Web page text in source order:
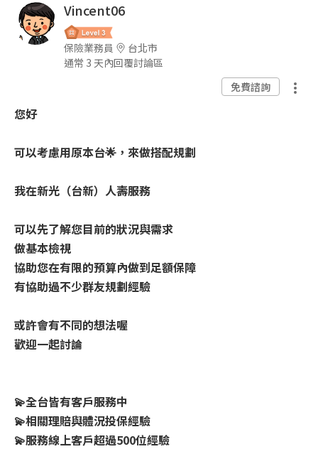
Vincent06
保險業務員
台北市
通常 3 天內回覆討論區
免費諮詢
您好
可以考慮用原本台🌟，來做搭配規劃
我在新光（台新）人壽服務
可以先了解您目前的狀況與需求
做基本檢視
協助您在有限的預算內做到足額保障
有協助過不少群友規劃經驗
或許會有不同的想法喔
歡迎一起討論
💫全台皆有客戶服務中
💫相關理賠與體況投保經驗
💫服務線上客戶超過500位經驗